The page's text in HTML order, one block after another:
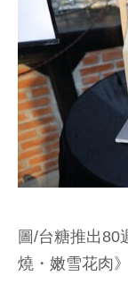
圖/台糖推出80
燒・嫩雪花肉